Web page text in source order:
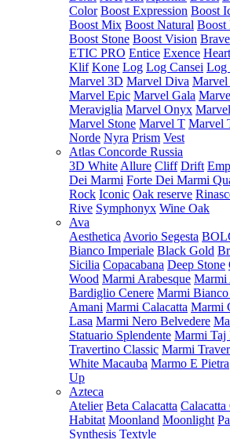
Color Boost Expression Boost
Boost Mix Boost Natural Boost
Boost Stone Boost Vision Brave
ETIC PRO Entice Exence
Klif Kone Log Log Cansei Log
Marvel 3D Marvel Diva Marvel
Marvel Epic Marvel Gala
Meraviglia Marvel Onyx
Marvel Stone Marvel T Marvel
Norde Nyra Prism Vest
Atlas Concorde Russia
3D White Allure Cliff Drift
Dei Marmi Forte Dei Marmi
Rock Iconic Oak reserve
Rive Symphonyx Wine Oak
Ava
Aesthetica Avorio Segesta
Bianco Imperiale Black Gold
Sicilia Copacabana Deep Stone
Wood Marmi Arabesque Marmi
Bardiglio Cenere Marmi
Amani Marmi Calacatta Marmi
Lasa Marmi Nero Belvedere
Statuario Splendente Marmi Taj
Travertino Classic Marmi
White Macauba Marmo E Pietra
Up
Azteca
Atelier Beta Calacatta Calacatta
Habitat Moonland Moonlight
Synthesis Textyle